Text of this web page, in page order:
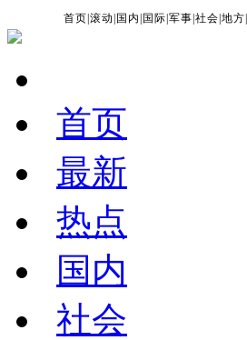
首页 |滚动 国内 国际 |军事 |社会 |地方
首页
最新
热点
国内
社会